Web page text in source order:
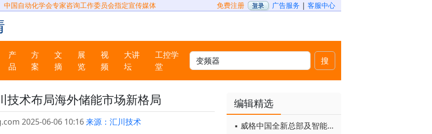
中国自动化学会专家咨询工作委员会指定宣传媒体 免费注册 广告服务 | 客服中心
产
品
方
案
文
摘
展
览
视
频
大讲
坛
工控学
堂
搜
技术布局海外储能市场新格局
2025-06-06 10:16来源：汇川技术
编辑精选
▪ 威格中国全新总部及智能工厂启用